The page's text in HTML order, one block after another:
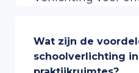
informatie
het oog signalen
Wat zijn de
schoolverlichting